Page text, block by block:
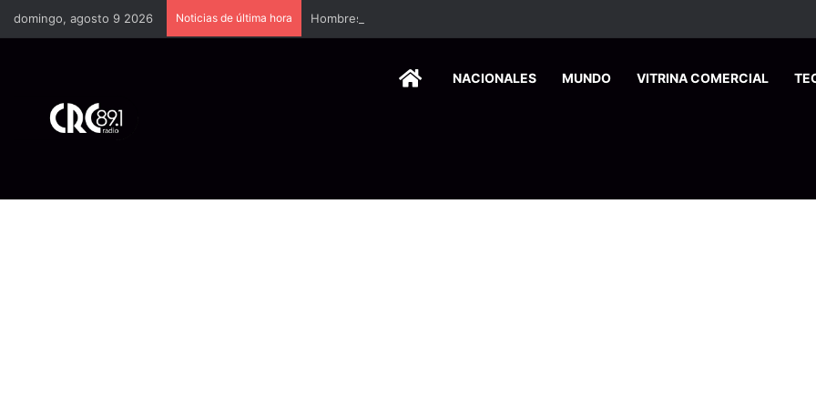
domingo, agosto 9 2026 Noticias de última hora Hombres encapuchados ingresan a hospital de Nicoya y matan a paciente a balazos
HOMENACIONALES MUNDO VITRINA COMERCIAL